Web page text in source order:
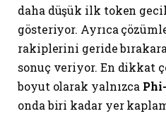
daha düşük ilk token
gösteriyor. Ayrıca
rakiplerini geride
sonuç veriyor. En dikkat
boyut olarak yalnızca
onda biri kadar yer